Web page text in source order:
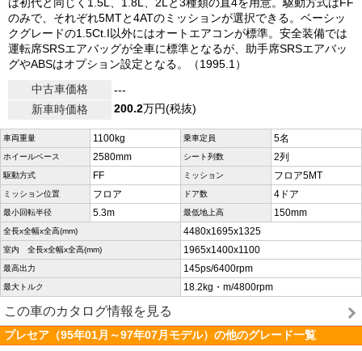
は初代と同じく1.5L、1.8L、2Lと3種類の直4を用意。駆動方式はFF
のみで、それぞれ5MTと4ATのミッションが選択できる。ベーシッ
クグレードの1.5Ct.I以外にはオートエアコンが標準。安全装備では
運転席SRSエアバッグが全車に標準となるが、助手席SRSエアバッ
グやABSはオプション設定となる。（1995.1）
中古車価格
---
新車時価格
200.2万円(税抜)
車両重量 1100kg 乗車定員 5名
ホイールベース 2580mm シート列数 2列
駆動方式 FF ミッション フロア5MT
ミッション位置 フロア ドア数 4ドア
最小回転半径 5.3m 最低地上高 150mm
全長x全幅x全高(mm) 4480x1695x1325
室内 全長x全幅x全高(mm) 1965x1400x1100
最高出力 145ps/6400rpm
最大トルク 18.2kg・m/4800rpm
この車のカタログ情報を見る
プレセア（95年01月～97年07月モデル）の他のグレード一覧